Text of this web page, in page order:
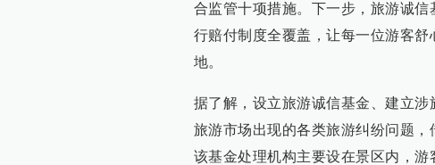
合监管十项措施。下一步，旅游诚
行赔付制度全覆盖，让每一位游客
地。
据了解，设立旅游诚信基金、建立
旅游市场出现的各类旅游纠纷问题，
该基金处理机构主要设在景区内，